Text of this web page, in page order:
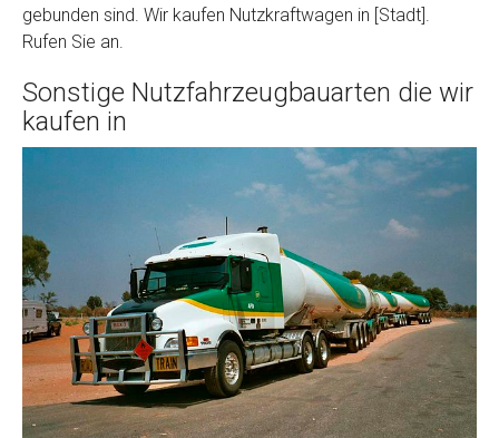
gebunden sind. Wir kaufen Nutzkraftwagen in [Stadt].
Rufen Sie an.
Sonstige Nutzfahrzeugbauarten die wir
kaufen in